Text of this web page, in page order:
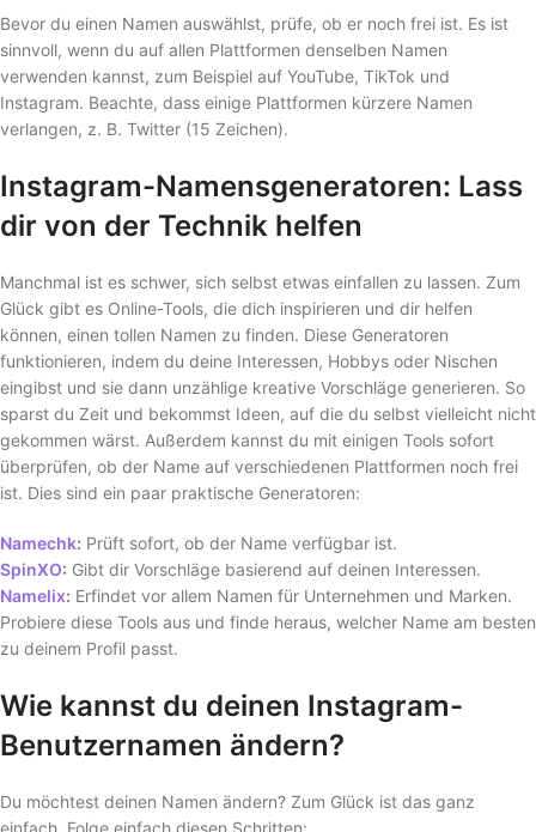
Bevor du einen Namen auswählst, prüfe, ob er noch frei ist. Es ist
sinnvoll, wenn du auf allen Plattformen denselben Namen
verwenden kannst, zum Beispiel auf YouTube, TikTok und
Instagram. Beachte, dass einige Plattformen kürzere Namen
verlangen, z. B. Twitter (15 Zeichen).
Instagram-Namensgeneratoren: Lass
dir von der Technik helfen
Manchmal ist es schwer, sich selbst etwas einfallen zu lassen. Zum
Glück gibt es Online-Tools, die dich inspirieren und dir helfen
können, einen tollen Namen zu finden. Diese Generatoren
funktionieren, indem du deine Interessen, Hobbys oder Nischen
eingibst und sie dann unzählige kreative Vorschläge generieren. So
sparst du Zeit und bekommst Ideen, auf die du selbst vielleicht nicht
gekommen wärst. Außerdem kannst du mit einigen Tools sofort
überprüfen, ob der Name auf verschiedenen Plattformen noch frei
ist. Dies sind ein paar praktische Generatoren:
Namechk: Prüft sofort, ob der Name verfügbar ist.
SpinXO: Gibt dir Vorschläge basierend auf deinen Interessen.
Namelix: Erfindet vor allem Namen für Unternehmen und Marken.
Probiere diese Tools aus und finde heraus, welcher Name am besten
zu deinem Profil passt.
Wie kannst du deinen Instagram-
Benutzernamen ändern?
Du möchtest deinen Namen ändern? Zum Glück ist das ganz
einfach. Folge einfach diesen Schritten: